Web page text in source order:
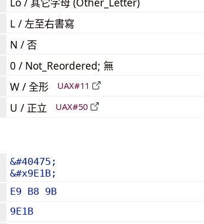
L / 左至右書寫
N / 否
0 / Not_Reordered; 無
W / 全形 UAX#11
U / 正立 UAX#50
&#40475;
&#x9E1B;
E9 B8 9B
9E1B